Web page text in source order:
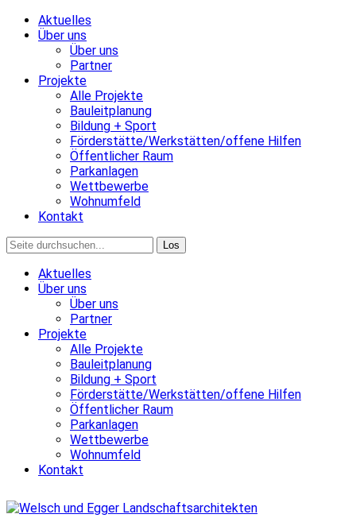
Aktuelles
Über uns
Über uns
Partner
Projekte
Alle Projekte
Bauleitplanung
Bildung + Sport
Förderstätte/Werkstätten/offene Hilfen
Öffentlicher Raum
Parkanlagen
Wettbewerbe
Wohnumfeld
Kontakt
Aktuelles
Über uns
Über uns
Partner
Projekte
Alle Projekte
Bauleitplanung
Bildung + Sport
Förderstätte/Werkstätten/offene Hilfen
Öffentlicher Raum
Parkanlagen
Wettbewerbe
Wohnumfeld
Kontakt